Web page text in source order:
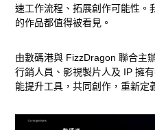
項
譽
速工作流程、拓展創作可能性。
的作品都值得被看見。
由數碼港與 FizzDragon 聯合主
行銷人員、影視製片人及 IP 擁
能提升工具，共同創作，重新定